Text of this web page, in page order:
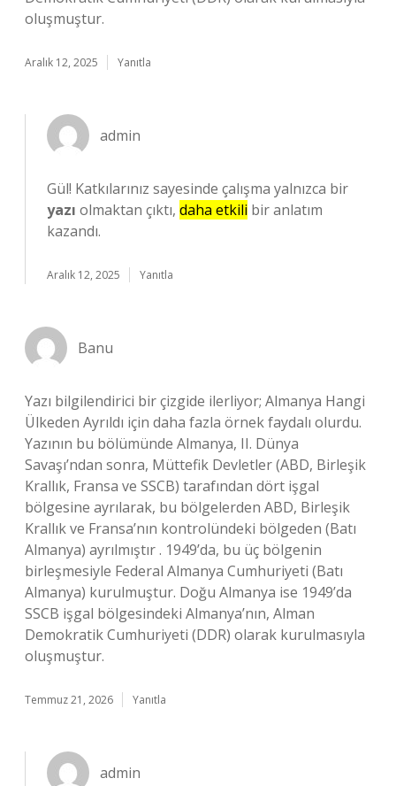
oluşmuştur.
Aralık 12, 2025 Yanıtla
admin
Gül! Katkılarınız sayesinde çalışma yalnızca bir
yazı olmaktan çıktı, daha etkili bir anlatım
kazandı.
Aralık 12, 2025 Yanıtla
Banu
Yazı bilgilendirici bir çizgide ilerliyor; Almanya Hangi
Ülkeden Ayrıldı için daha fazla örnek faydalı olurdu.
Yazının bu bölümünde Almanya, II. Dünya
Savaşı’ndan sonra, Müttefik Devletler (ABD, Birleşik
Krallık, Fransa ve SSCB) tarafından dört işgal
bölgesine ayrılarak, bu bölgelerden ABD, Birleşik
Krallık ve Fransa’nın kontrolündeki bölgeden (Batı
Almanya) ayrılmıştır . 1949’da, bu üç bölgenin
birleşmesiyle Federal Almanya Cumhuriyeti (Batı
Almanya) kurulmuştur. Doğu Almanya ise 1949’da
SSCB işgal bölgesindeki Almanya’nın, Alman
Demokratik Cumhuriyeti (DDR) olarak kurulmasıyla
oluşmuştur.
Temmuz 21, 2026 Yanıtla
admin